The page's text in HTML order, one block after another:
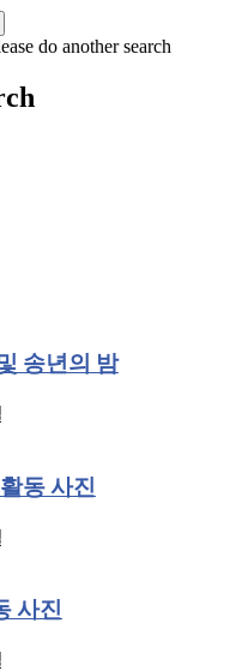
do another search
송년의 밤
동 사진
사진